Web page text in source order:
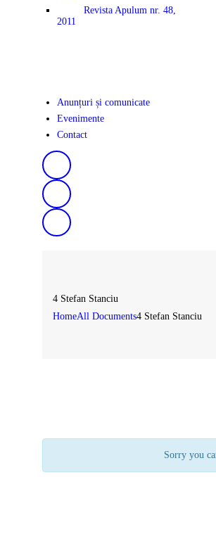
Revista Apulum nr. 48,
2011
Anunțuri și comunicate
Evenimente
Contact
4 Stefan Stanciu
HomeAll Documents4 Stefan Stanciu
Sorry you